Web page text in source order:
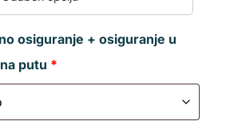
osiguranje + osiguranje u
putu *